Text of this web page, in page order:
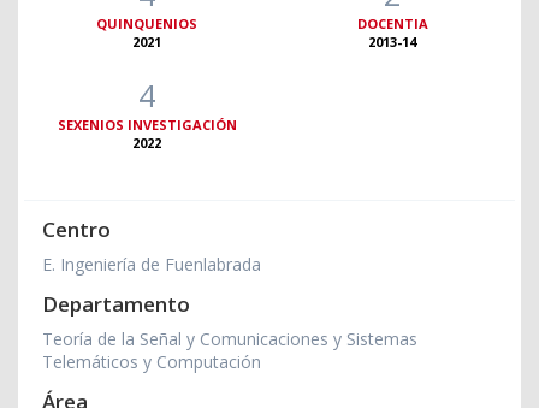
QUINQUENIOS
2021
DOCENTIA
2013-14
4
SEXENIOS INVESTIGACIÓN
2022
Centro
E. Ingeniería de Fuenlabrada
Departamento
Teoría de la Señal y Comunicaciones y Sistemas
Telemáticos y Computación
Área